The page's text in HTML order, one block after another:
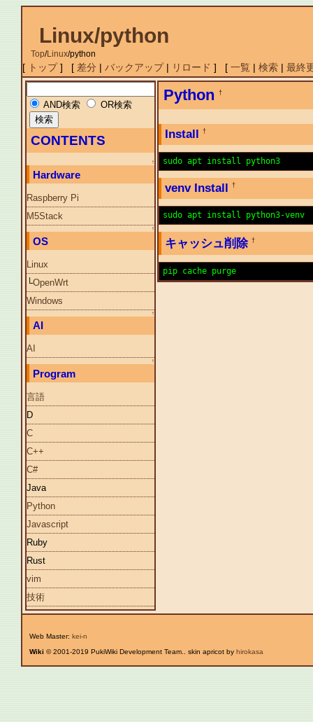
Linux/python
Top/Linux/python
[ トップ] [ 差分 |バックアップ| リロード ] [一覧 |検索 |最終
AND検索 OR検索
CONTENTS
↑
Hardware
Raspberry Pi
M5Stack
↑
OS
Linux
└OpenWrt
Windows
↑
AI
AI
↑
Program
言語
D
C
C++
C#
Java
Python
Javascript
Ruby
Rust
vim
技術
Python †
Install†
sudo apt install python3
venv Install†
sudo apt install python3-venv
キャッシュ削除†
pip cache purge
Web Master:kei-n
Wiki © 2001-2019 PukiWiki Development Team.. skin apricot byhirokasa